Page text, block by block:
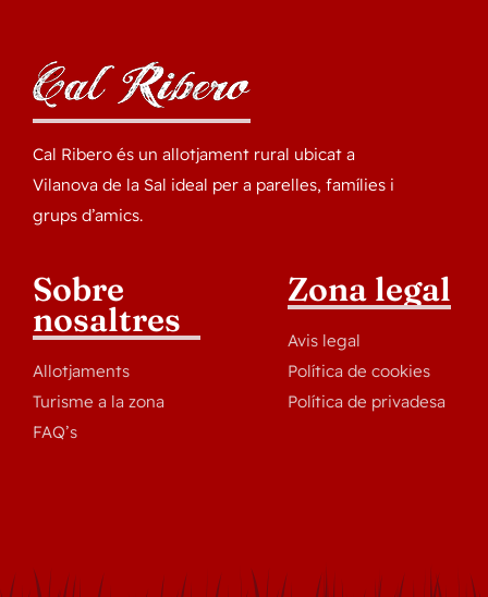
Cal Ribero és un allotjament rural ubicat a
Vilanova de la Sal ideal per a parelles, famílies i
grups d’amics.
Sobre
nosaltres
Allotjaments
Turisme a la zona
FAQ’s
Zona legal
Avis legal
Política de cookies
Política de privadesa